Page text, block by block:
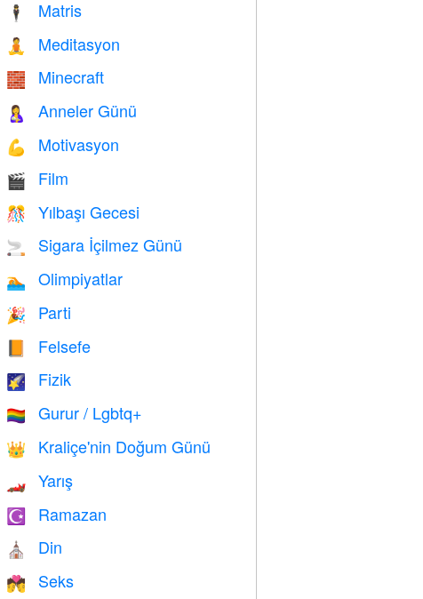
🕴️ Matris
🧘 Meditasyon
🧱 Minecraft
🤱 Anneler Günü
💪 Motivasyon
🎬 Film
🎊 Yılbaşı Gecesi
🚬 Sigara İçilmez Günü
🏊 Olimpiyatlar
🎉 Parti
Felsefe
🌠 Fizik
🏳️‍🌈 Gurur / Lgbtq+
👑 Kraliçe'nin Doğum Günü
🏎 Yarış
☪️ Ramazan
⛪️ Din
💏 Seks